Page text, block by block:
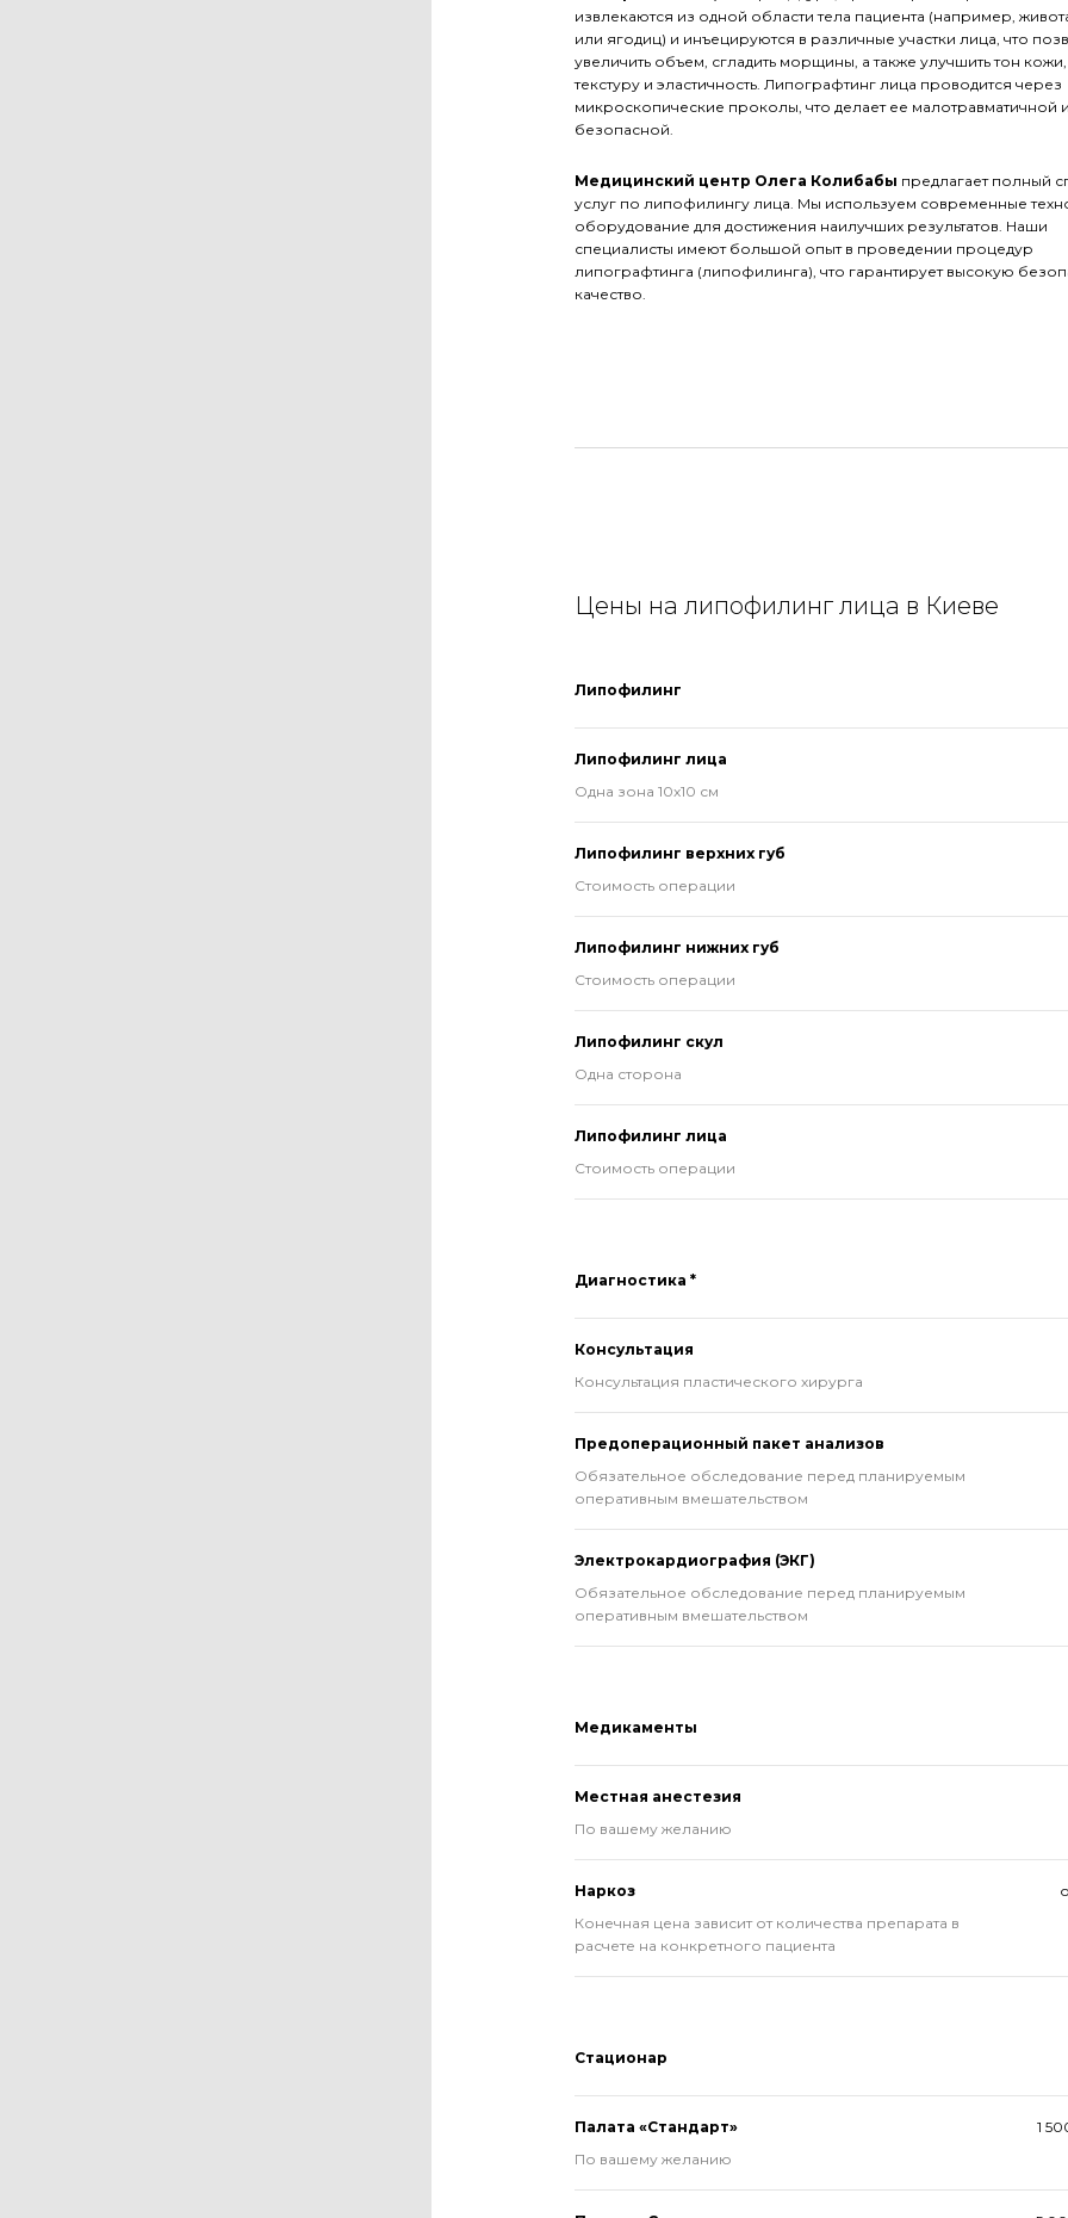
извлекаются из одной области тела пациента (например,
или ягодиц) и инъецируются в различные участки лица, что
увеличить объем, сгладить морщины, а также улучшить тон
текстуру и эластичность. Липографтинг лица проводится через
микроскопические проколы, что делает ее малотравматичной и
безопасной.
Медицинский центр Олега Колибабы предлагает полный
услуг по липофилингу лица. Мы используем современные
оборудование для достижения наилучших результатов. Наши
специалисты имеют большой опыт в проведении процедур
липографтинга (липофилинга), что гарантирует высокую
качество.
Цены на липофилинг лица в Киеве
Липофилинг
Липофилинг лица
Одна зона 10х10 см
Липофилинг верхних губ
Стоимость операции
Липофилинг нижних губ
Стоимость операции
Липофилинг скул
Одна сторона
Липофилинг лица
Стоимость операции
Диагностика *
Консультация
Консультация пластического хирурга
Предоперационный пакет анализов
Обязательное обследование перед планируемым
оперативным вмешательством
Электрокардиография (ЭКГ)
Обязательное обследование перед планируемым
оперативным вмешательством
Медикаменты
Местная анестезия
По вашему желанию
Наркоз
Конечная цена зависит от количества препарата в
расчете на конкретного пациента
Стационар
Палата «Стандарт»
1
По вашему желанию